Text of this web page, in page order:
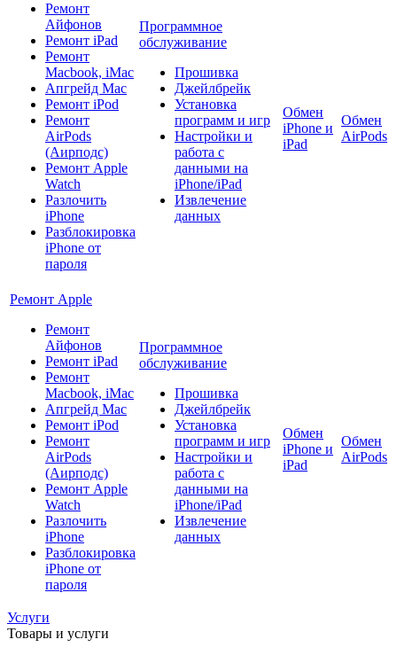
Ремонт
Айфонов
Ремонт iPad
Ремонт
Macbook, iMac
Апгрейд Mac
Ремонт iPod
Ремонт
AirPods
(Аирподс)
Ремонт Apple
Watch
Разлочить
iPhone
Разблокировка
iPhone от
пароля
Программное
обслуживание
Прошивка
Джейлбрейк
Установка
программ и игр
Настройки и
работа с
данными на
iPhone/iPad
Извлечение
данных
Обмен
iPhone и
iPad
Обмен
AirPods
Ремонт Apple
Ремонт
Айфонов
Ремонт iPad
Ремонт
Macbook, iMac
Апгрейд Mac
Ремонт iPod
Ремонт
AirPods
(Аирподс)
Ремонт Apple
Watch
Разлочить
iPhone
Разблокировка
iPhone от
пароля
Программное
обслуживание
Прошивка
Джейлбрейк
Установка
программ и игр
Настройки и
работа с
данными на
iPhone/iPad
Извлечение
данных
Обмен
iPhone и
iPad
Обмен
AirPods
Услуги
Товары и услуги